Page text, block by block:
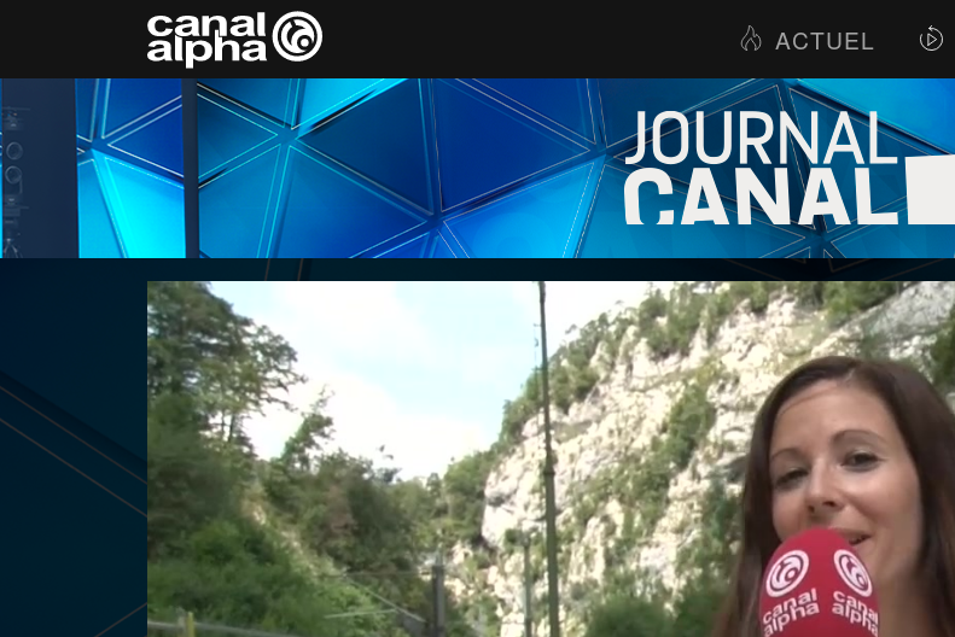
ACTUEL